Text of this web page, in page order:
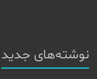
نوشته‌های جدید